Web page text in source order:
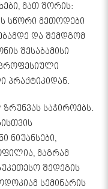
მათ შორის:
სწორი მეთოდები
და შემდგომ
შესაბამისი
პრაქტიკიდან.
საჭიროებს.
ნიუანსები,
მაგრამ
შედეგის
სემინარის